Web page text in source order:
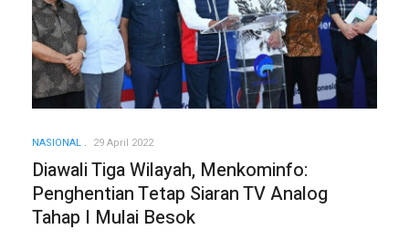
NASIONAL 29 April 2022
Diawali Tiga Wilayah, Menkominfo:
Penghentian Tetap Siaran TV Analog
Tahap I Mulai Besok